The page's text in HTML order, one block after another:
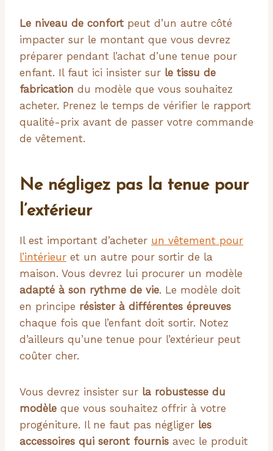
Le niveau de confort peut d’un autre côté
impacter sur le montant que vous devrez
préparer pendant l’achat d’une tenue pour
enfant. Il faut ici insister sur le tissu de
fabrication du modèle que vous souhaitez
acheter. Prenez le temps de vérifier le rapport
qualité-prix avant de passer votre commande
de vêtement.
Ne négligez pas la tenue pour
l’extérieur
Il est important d’acheter un vêtement pour
l’intérieur et un autre pour sortir de la
maison. Vous devrez lui procurer un modèle
adapté à son rythme de vie. Le modèle doit
en principe résister à différentes épreuves
chaque fois que l’enfant doit sortir. Notez
d’ailleurs qu’une tenue pour l’extérieur peut
coûter cher.
Vous devrez insister sur la robustesse du
modèle que vous souhaitez offrir à votre
progéniture. Il ne faut pas négliger les
accessoires qui seront fournis avec le produit